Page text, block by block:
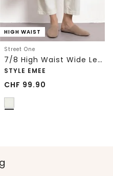
HIGH WAIST
Street One
7/8 High Waist Wide Leg Jeans im Loose Fit
STYLE EMEE
CHF 99.90